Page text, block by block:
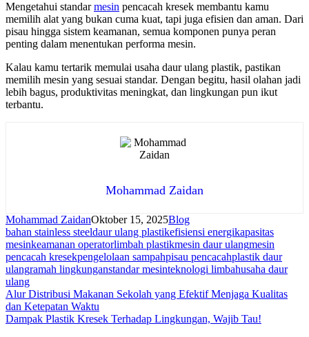
Mengetahui standarmesin pencacah kresek membantu kamu
memilih alat yang bukan cuma kuat, tapi juga efisien dan aman. Dari
pisau hingga sistem keamanan, semua komponen punya peran
penting dalam menentukan performa mesin.
Kalau kamu tertarik memulai usaha daur ulang plastik, pastikan
memilih mesin yang sesuai standar. Dengan begitu, hasil olahan jadi
lebih bagus, produktivitas meningkat, dan lingkungan pun ikut
terbantu.
Mohammad Zaidan
Mohammad ZaidanOktober 15, 2025Blog
bahan stainless steeldaur ulang plastikefisiensi energikapasitas
mesinkeamanan operatorlimbah plastikmesin daur ulangmesin
pencacah kresekpengelolaan sampahpisau pencacahplastik daur
ulangramah lingkunganstandar mesinteknologi limbahusaha daur
ulang
Navigasi
pos
Alur Distribusi Makanan Sekolah yang Efektif Menjaga Kualitas
dan Ketepatan Waktu
Dampak Plastik Kresek Terhadap Lingkungan, Wajib Tau!